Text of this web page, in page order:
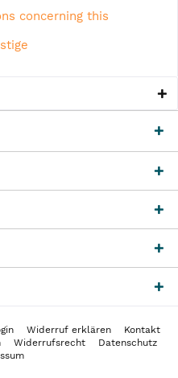
concerning this
Widerruf erklären
Kontakt
Widerrufsrecht
Datenschutz